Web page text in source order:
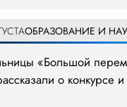
ОБРАЗОВАНИЕ И
«Большой
о конкурсе